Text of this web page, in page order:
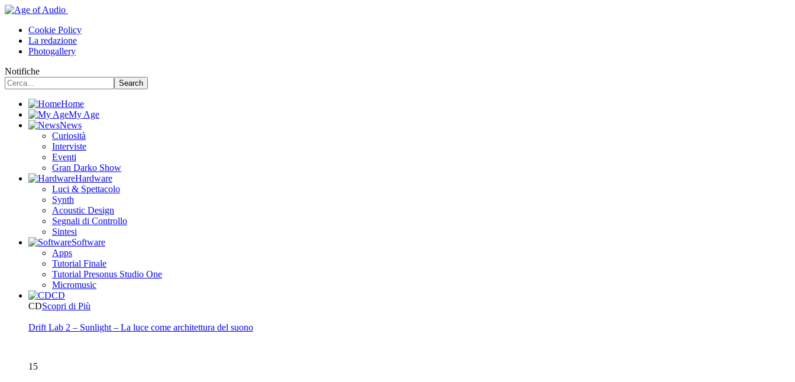
Cookie Policy
La redazione
Photogallery
Notifiche
Home
My Age
News
Curiosità
Interviste
Eventi
Gran Darko Show
Hardware
Luci & Spettacolo
Synth
Acoustic Design
Segnali di Controllo
Sintesi
Software
Apps
Tutorial Finale
Tutorial Presonus Studio One
Micromusic
CD
CDScopri di Più
Drift Lab 2 – Sunlight – La luce come architettura del suono
15